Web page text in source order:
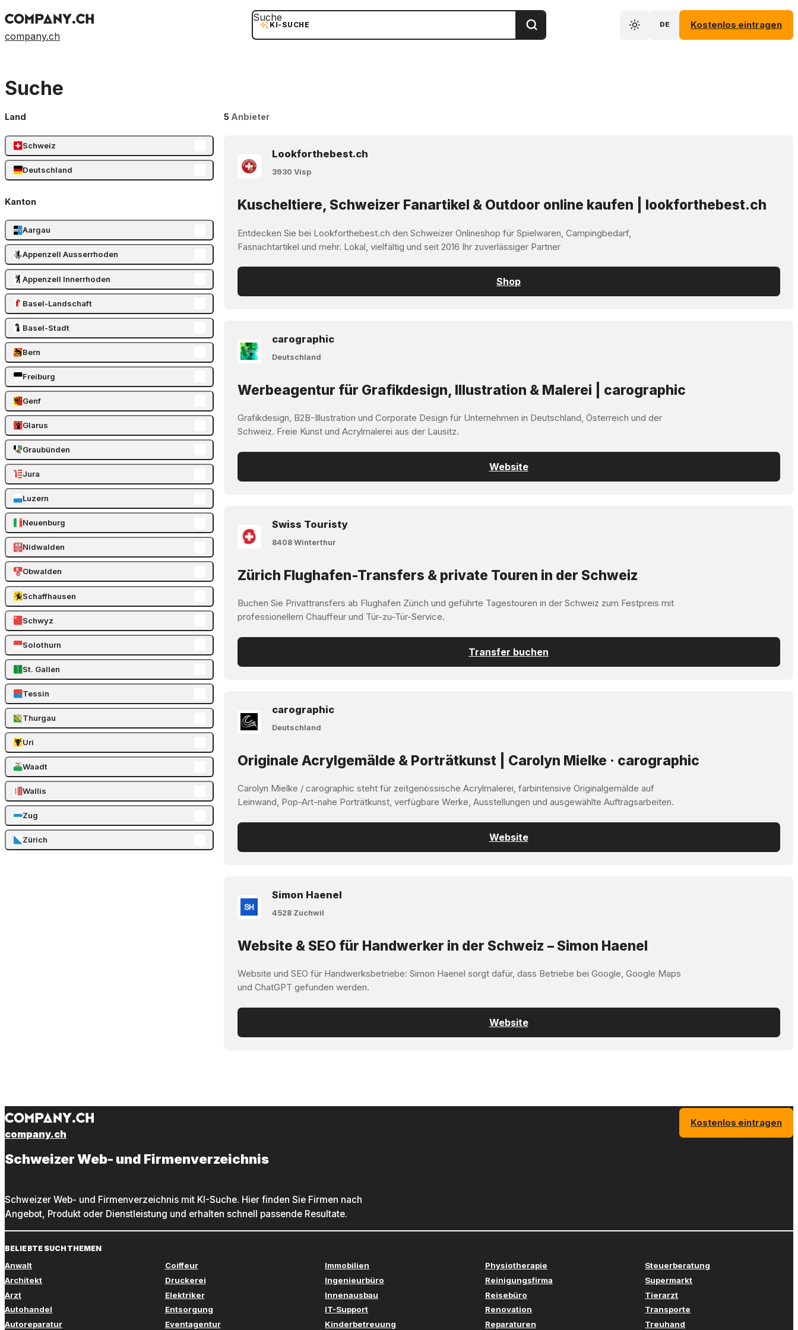
company.ch
KI-SUCHE
Suche
DE Kostenlos eintragen
Suche
Land
Schweiz
Deutschland
Kanton
Aargau
Appenzell Ausserrhoden
Appenzell Innerrhoden
Basel-Landschaft
Basel-Stadt
Bern
Freiburg
Genf
Glarus
Graubünden
Jura
Luzern
Neuenburg
Nidwalden
Obwalden
Schaffhausen
Schwyz
Solothurn
St. Gallen
Tessin
Thurgau
Uri
Waadt
Wallis
Zug
Zürich
5 Anbieter
Lookforthebest.ch
3930 Visp
Kuscheltiere, Schweizer Fanartikel & Outdoor online kaufen | lookforthebest.ch
Entdecken Sie bei Lookforthebest.ch den Schweizer Onlineshop für Spielwaren, Campingbedarf,
Fasnachtartikel und mehr. Lokal, vielfältig und seit 2016 Ihr zuverlässiger Partner
Shop
carographic
Deutschland
Werbeagentur für Grafikdesign, Illustration & Malerei | carographic
Grafikdesign, B2B-Illustration und Corporate Design für Unternehmen in Deutschland, Österreich und der
Schweiz. Freie Kunst und Acrylmalerei aus der Lausitz.
Website
Swiss Touristy
8408 Winterthur
Zürich Flughafen-Transfers & private Touren in der Schweiz
Buchen Sie Privattransfers ab Flughafen Zürich und geführte Tagestouren in der Schweiz zum Festpreis mit
professionellem Chauffeur und Tür-zu-Tür-Service.
Transfer buchen
carographic
Deutschland
Originale Acrylgemälde & Porträtkunst | Carolyn Mielke · carographic
Carolyn Mielke / carographic steht für zeitgenössische Acrylmalerei, farbintensive Originalgemälde auf
Leinwand, Pop-Art-nahe Porträtkunst, verfügbare Werke, Ausstellungen und ausgewählte Auftragsarbeiten.
Website
Simon Haenel
4528 Zuchwil
Website & SEO für Handwerker in der Schweiz – Simon Haenel
Website und SEO für Handwerksbetriebe: Simon Haenel sorgt dafür, dass Betriebe bei Google, Google Maps
und ChatGPT gefunden werden.
Website
company.ch
Kostenlos eintragen
Schweizer Web- und Firmenverzeichnis
Schweizer Web- und Firmenverzeichnis mit KI-Suche. Hier finden Sie Firmen nach
Angebot, Produkt oder Dienstleistung und erhalten schnell passende Resultate.
BELIEBTE SUCHTHEMEN
Anwalt
Architekt
Arzt
Autohandel
Autoreparatur
Coiffeur
Druckerei
Elektriker
Entsorgung
Eventagentur
Immobilien
Ingenieurbüro
Innenausbau
IT-Support
Kinderbetreuung
Physiotherapie
Reinigungsfirma
Reisebüro
Renovation
Reparaturen
Steuerberatung
Supermarkt
Tierarzt
Transporte
Treuhand